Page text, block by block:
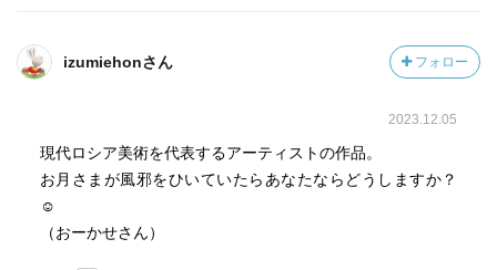
izumiehonさん フォロー
2023.12.05
現代ロシア美術を代表するアーティストの作品。
お月さまが風邪をひいていたらあなたならどうしますか？
☺️
（おーかせさん）